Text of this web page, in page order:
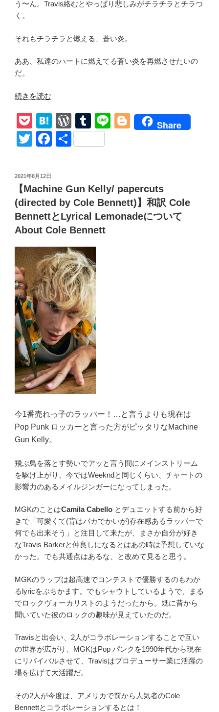
う〜ん。Travis絡むとやっぱり悲しみがチラチラとチラつ
く。
それもチラチラと燃える、蒼い炎。
ああ、私達のハートに燃えてる蒼い炎を再燃させたいの
だ。
“【Mod
Down
feat.Travis
Barker】
ト
ラ
ヴ
ィ
ス・
ー
ガ
ー
と
モ
ッ
ド
サ
ン
の
男
前
度
Guys
Blues”
の
続きを読む
P
o
ck
H
at
e
a
W
or
d
e
ss
T
u
m
r
Li
Bl
er
Share
T
tt
er
F
e
b
o
o
k
共
投
日:
2021年8月12日
【Machine Gun Kelly/ papercuts
(directed by Cole Bennett)】和訳 Cole
BennettとLyrical Lemonadeについて
About Cole Bennett
今1番売れっ子のラッパー！…と言うよりも現在は
Pop Punk ロッカーと言った方がピッタリなMachine
Gun Kelly。
飛ぶ鳥を落とす勢いでアッと言う間にメインストリーム
を駆け上がり、今ではWeekndと同じくらい、チャートの
影響力のあるメイルジンガーになってしまった。
MGKのことはCamila Cabello とデュエットする前から好
きで「可愛くて(背はバカでかいが)存在感あるラッパーで
何でも出来そう」と注目して来たが、まさか自分が好き
なTravis Barkerと仲良しになるとはあの時は予想していな
かった。でも共通点はあるな、と改めて見ると思う。
MGKのラップは超高速でコンテストで優勝するのもわか
るlyricをぶちかます。でもシャウトしているようで、まる
でロックヴォーカリストのようだったから。既に昔から
聞いていた彼のロックの趣味が見えていたのだ。
Travisと出会い、2人がコラボレーションすることで互い
の世界が広がり、MGKはPop パンクを1990年代から現在
にリバイバルさせて、Travisはプロデューサー業に活躍の
場を広げて大活躍だ。
その2人が今度は、アメリカで前から人気者のCole
Bennettとコラボレーションするとは！